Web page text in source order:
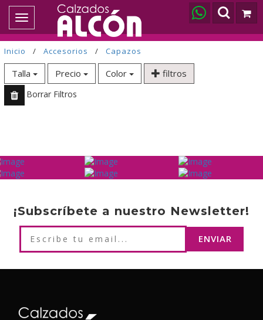
Toggle
Inicio / Accesorios / Capazos
Talla Precio Color filtros
Borrar Filtros
¡Subscríbete a nuestro Newsletter!